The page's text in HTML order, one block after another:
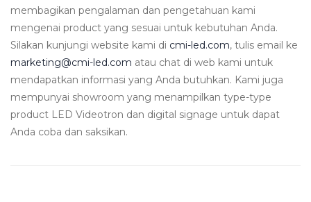
membagikan pengalaman dan pengetahuan kami
mengenai product yang sesuai untuk kebutuhan Anda.
Silakan kunjungi website kami di cmi-led.com, tulis email ke
marketing@cmi-led.com atau chat di web kami untuk
mendapatkan informasi yang Anda butuhkan. Kami juga
mempunyai showroom yang menampilkan type-type
product LED Videotron dan digital signage untuk dapat
Anda coba dan saksikan.